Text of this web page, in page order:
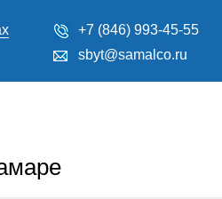
+7 (846) 993-45-55
sbyt@samalco.ru